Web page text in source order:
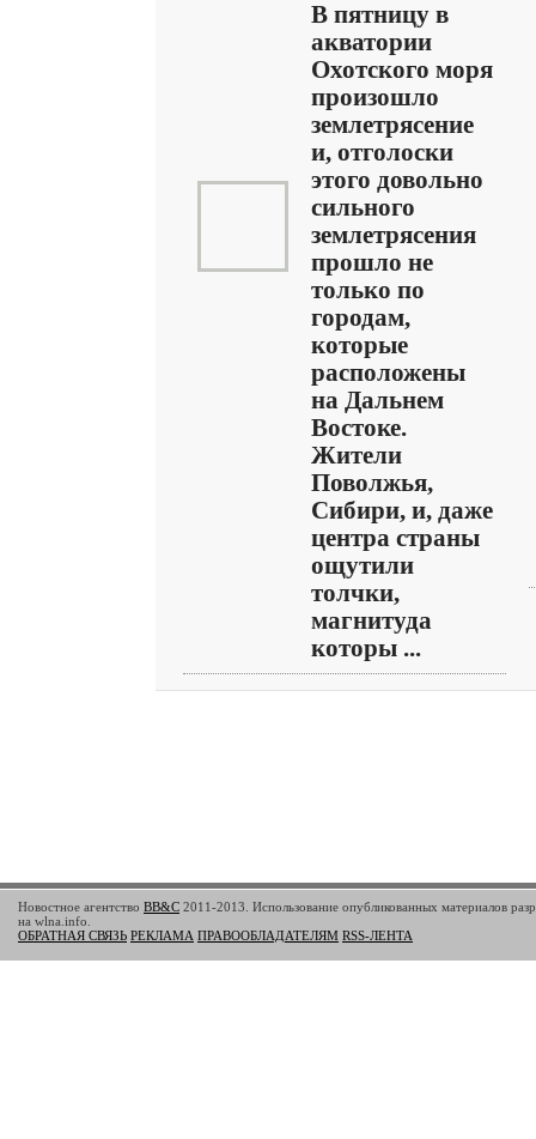
В пятницу в
акватории
Охотского моря
произошло
землетрясение
и, отголоски
этого довольно
сильного
землетрясения
прошло не
только по
городам,
которые
расположены
на Дальнем
Востоке.
Жители
Поволжья,
Сибири, и, даже
центра страны
ощутили
толчки,
магнитуда
которы ...
Новостное агентство BB&C 2011-2013. Использование опубликованных материалов
на wlna.info.
ОБРАТНАЯ СВЯЗЬ РЕКЛАМА ПРАВООБЛАДАТЕЛЯМ RSS-ЛЕНТА